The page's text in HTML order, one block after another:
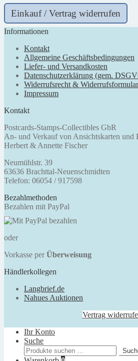
Einkauf / Vertrag widerrufen
Informationen
Kontakt
Allgemeine Geschäftsbedingungen
Liefer- und Versandkosten
Datenschutzerklärung (gem.
Widerrufsrecht & Widerrufsformular
Impressum
Kontakt
Postcards-Stamps-Collectibles GbR
An- und Verkauf von Ansichtskarten und
Herbert & Annette Fischer
Neumühlstr. 39
63636 Brachttal-Neuenschmidten
Telefon: 06054 / 917598
Bezahlmethoden
Bezahlen mit PayPal
oder
Vorkasse per Überweisung
Händlerkollegen
Langbrief.de
Nahues Auktionen
Vertrag
Ihr Konto
Suche
Suchen
nach: